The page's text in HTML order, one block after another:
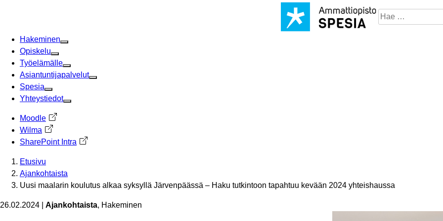
Hae
sivustosta
Hakeminen
Opiskelu
Työelämälle
Asiantuntijapalvelut
Spesia
Yhteystiedot
Moodle Avautuu uuteen välilehteen
Wilma Avautuu uuteen välilehteen
SharePoint Intra Avautuu uuteen välilehteen
Etusivu
Ajankohtaista
Uusi maalarin koulutus alkaa syksyllä Järvenpäässä – Haku tutkintoon tapahtuu kevään 2024 yhteishaussa
26.02.2024 Ajankohtaista, Hakeminen